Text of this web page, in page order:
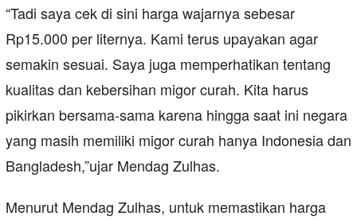
“Tadi saya cek di sini harga wajarnya sebesar
Rp15.000 per liternya. Kami terus upayakan agar
semakin sesuai. Saya juga memperhatikan tentang
kualitas dan kebersihan migor curah. Kita harus
pikirkan bersama-sama karena hingga saat ini negara
yang masih memiliki migor curah hanya Indonesia dan
Bangladesh,”ujar Mendag Zulhas.
Menurut Mendag Zulhas, untuk memastikan harga